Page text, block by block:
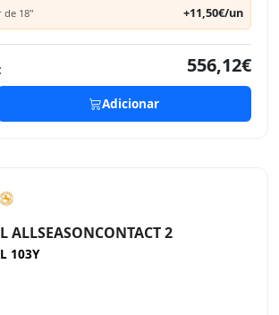
de 18" +11,50€/un
556,12€
Adicionar
ALLSEASONCONTACT 2
103Y